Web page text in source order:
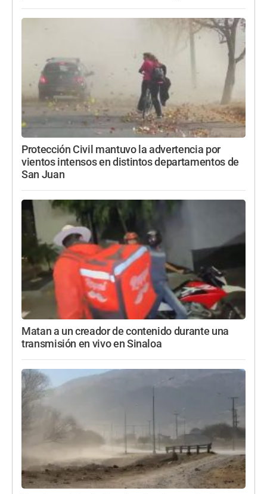
Protección Civil mantuvo la advertencia por
vientos intensos en distintos departamentos de
San Juan
Matan a un creador de contenido durante una
transmisión en vivo en Sinaloa